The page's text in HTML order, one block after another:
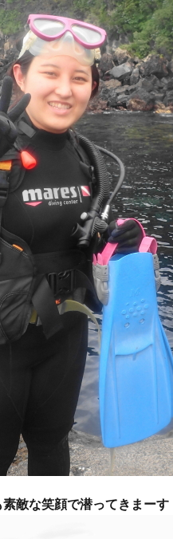
敵な笑顔で潜ってきまーす
ツカサウオｙｇ マツカサウオ幼魚
アー
マルスズメダイ ミカ
ミナミハコフグ幼魚 ミナミ
メジナの群れ モニターツ
モンスズメダイ モンスズメダ
ヤリイカ ユウゼン ユカ
オ
ヨコシマニセモチノウオ幼魚
リサーチダイビング リピー
レンテンヤッコ ロケ番
一期一会 一組
仲間 仲間同士 伊豆
伊豆大島フォトコンテスト
会社仲間 体験ダイビング受
レンジ 初めてのシュノーケル
友達 友達と
宇宙
左巻きカタツムリ
撮影ガイド 教育 旅行
ツアー 星空観察 星空観察
椿油 樹海 池袋